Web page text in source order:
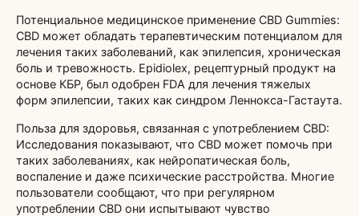
Потенциальное медицинское применение CBD Gummies:
CBD может обладать терапевтическим потенциалом для
лечения таких заболеваний, как эпилепсия, хроническая
боль и тревожность. Epidiolex, рецептурный продукт на
основе КБР, был одобрен FDA для лечения тяжелых
форм эпилепсии, таких как синдром Леннокса-Гастаута.
Польза для здоровья, связанная с употреблением CBD:
Исследования показывают, что CBD может помочь при
таких заболеваниях, как нейропатическая боль,
воспаление и даже психические расстройства. Многие
пользователи сообщают, что при регулярном
употреблении CBD они испытывают чувство